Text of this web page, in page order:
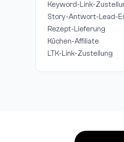
Keyword-Link-
Story-Antwort-Lead-
Rezept-Lieferung
Küchen-Affiliate
LTK-Link-Zustellung